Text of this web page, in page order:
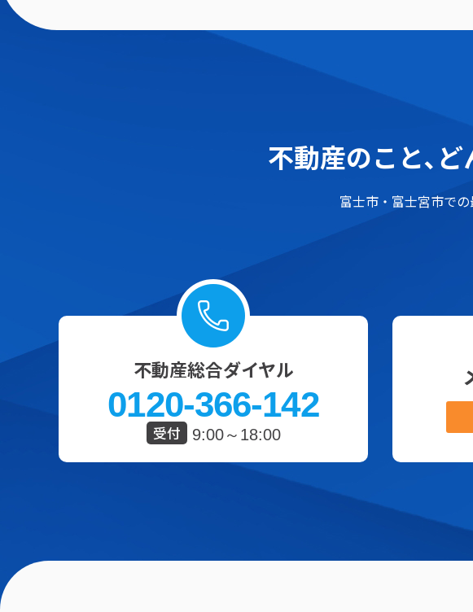
不動産のこと､
富士市・富士宮市での
不動産総合ダイヤル
0120-366-142
受付 9:00～18:00